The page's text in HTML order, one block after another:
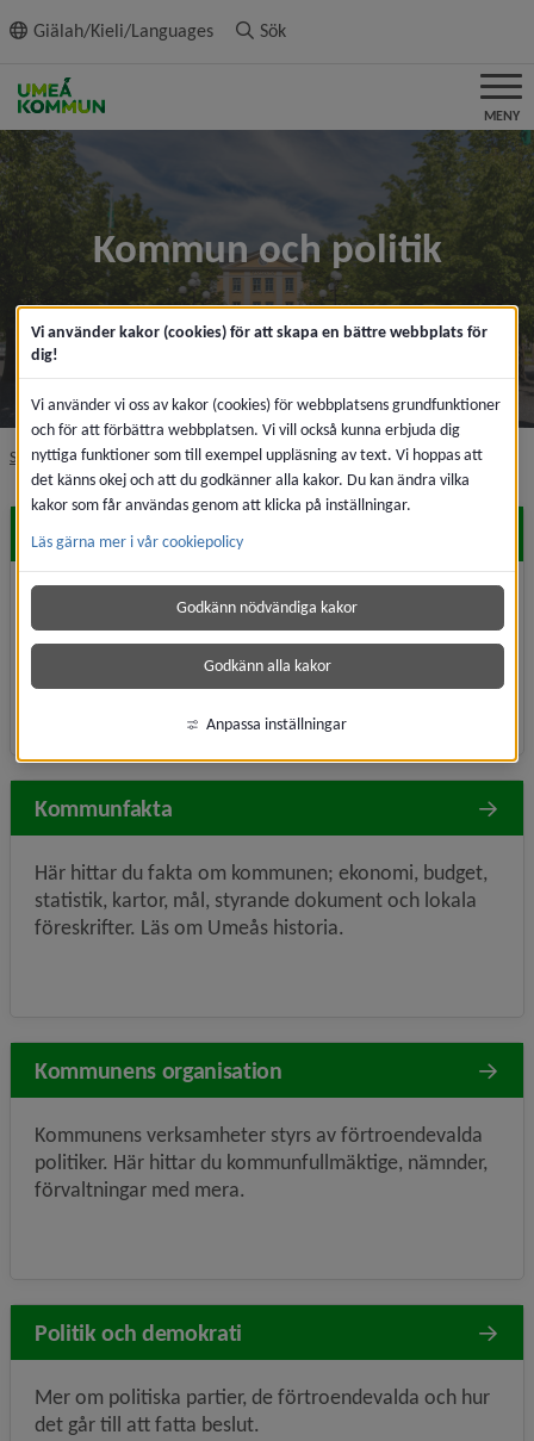
innehållet
Giälah/Kieli/Languages Sök
MENY
Kommun och politik
Startsida Kommun och politiknivå i brödsmulenavigeringen
Hitta snabbt
Möten, protokoll
Kungörelser
Styrande dokument
Statistik
Kommunfakta
Här hittar du fakta om kommunen; ekonomi, budget,
statistik, kartor, mål, styrande dokument och lokala
föreskrifter. Läs om Umeås historia.
Kommunens organisation
Kommunens verksamheter styrs av förtroendevalda
politiker. Här hittar du kommunfullmäktige, nämnder,
förvaltningar med mera.
Politik och demokrati
Mer om politiska partier, de förtroendevalda och hur
det går till att fatta beslut.
Vi använder kakor (cookies) för att skapa en bättre webbplats för
dig!
Vi använder vi oss av kakor (cookies) för webbplatsens grundfunktioner
och för att förbättra webbplatsen. Vi vill också kunna erbjuda dig
nyttiga funktioner som till exempel uppläsning av text. Vi hoppas att
det känns okej och att du godkänner alla kakor. Du kan ändra vilka
kakor som får användas genom att klicka på inställningar.
Läs gärna mer i vår cookiepolicy
Godkänn nödvändiga kakor
Godkänn alla kakor
Anpassa inställningar